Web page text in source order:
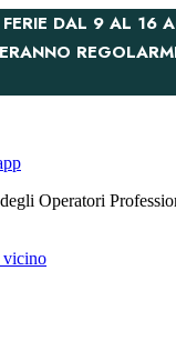
FERIE DAL 9 AL 16
Operatori
vicino